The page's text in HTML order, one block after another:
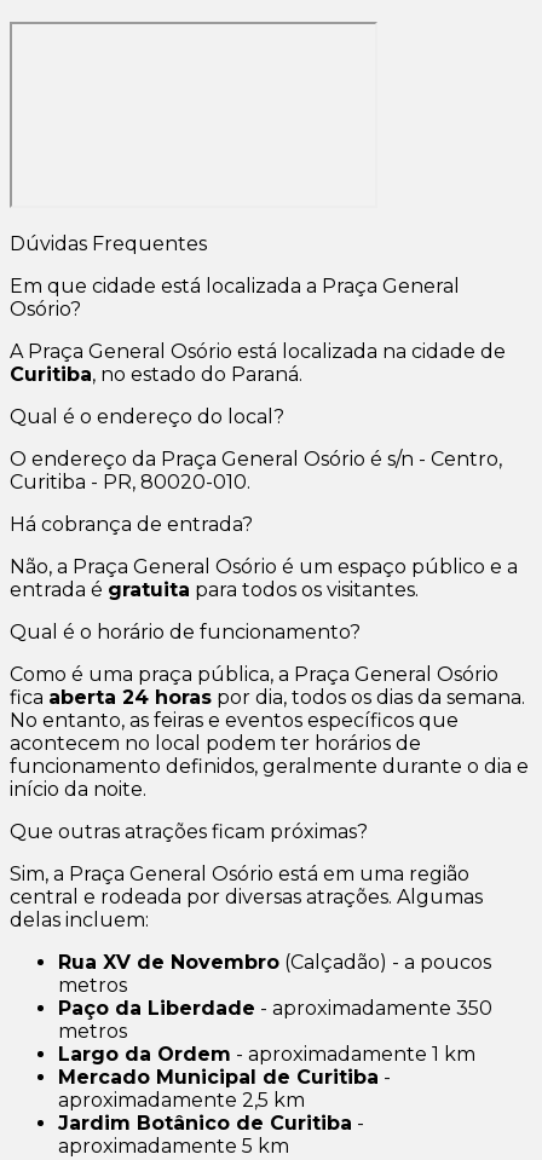
Dúvidas Frequentes
Em que cidade está localizada a Praça General
Osório?
A Praça General Osório está localizada na cidade de
Curitiba, no estado do Paraná.
Qual é o endereço do local?
O endereço da Praça General Osório é s/n - Centro,
Curitiba - PR, 80020-010.
Há cobrança de entrada?
Não, a Praça General Osório é um espaço público e a
entrada é gratuita para todos os visitantes.
Qual é o horário de funcionamento?
Como é uma praça pública, a Praça General Osório
fica aberta 24 horas por dia, todos os dias da semana.
No entanto, as feiras e eventos específicos que
acontecem no local podem ter horários de
funcionamento definidos, geralmente durante o dia e
início da noite.
Que outras atrações ficam próximas?
Sim, a Praça General Osório está em uma região
central e rodeada por diversas atrações. Algumas
delas incluem:
Rua XV de Novembro (Calçadão) - a poucos
metros
Paço da Liberdade - aproximadamente 350
metros
Largo da Ordem - aproximadamente 1 km
Mercado Municipal de Curitiba -
aproximadamente 2,5 km
Jardim Botânico de Curitiba -
aproximadamente 5 km